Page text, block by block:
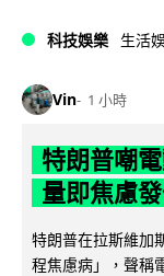
科技娛樂 生活
Vin 1 小時
特朗普嘲
量即焦慮
特朗普在拉斯維加
程焦慮病」，聲稱